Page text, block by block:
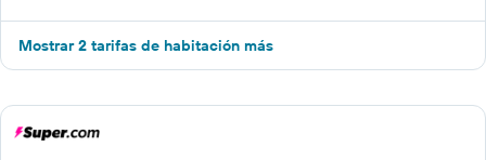
Mostrar 2 tarifas de habitación más